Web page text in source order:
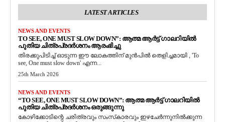
LATEST ARTICLES
NEWS AND EVENTS
TO SEE, ONE MUST SLOW DOWN”: ആത്മ ആർട്ട് ഗാലറിയിൽ
പുതിയ ചിത്രപ്രദർശനം ആരംഭിച്ചു
തിരക്കുപിടിച്ച് ഓടുന്ന ഈ ലോകത്തിന് മുൻപിൽ തെളിച്ചമായി , 'To
see, One must slow down' എന്ന...
25th March 2026
NEWS AND EVENTS
“TO SEE, ONE MUST SLOW DOWN”: ആത്മ ആർട്ട് ഗാലറിയിൽ
പുതിയ ചിത്രപ്രദർശനം ഒരുങ്ങുന്നു
കോഴിക്കോടിന്റെ ചരിത്രവും സംസ്‌കാരവും ഇഴചേർന്നുനിൽക്കുന്ന